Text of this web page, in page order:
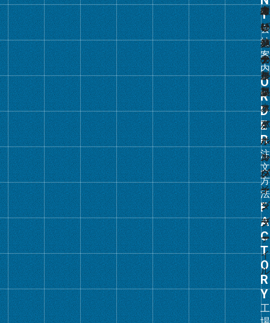
会
社
案
内
ン
ク
注
文
方
法
グ
ル
ー
プ
リ
ン
ク
工
グ
ル
ー
プ
リ
ン
ク
オ
リ
ジ
ナ
ル
フ
ァ
イ
ル
・
バ
イ
ン
ダ
ー
白
い
フ
ァ
イ
ル
・
バ
イ
ン
ダ
ー
ス
ー
パ
ー
ク
リ
ス
タ
ル
カ
レ
ン
ダ
ー
カ
レ
ン
ダ
ー
製
本
オ
リ
ジ
ナ
ル
ク
リ
ア
ホ
ル
ダ
ー
・
フ
ァ
イ
ル
タ
ビ
メ
モ
リ
そ
の
他
の
製
品
綴
じ
具